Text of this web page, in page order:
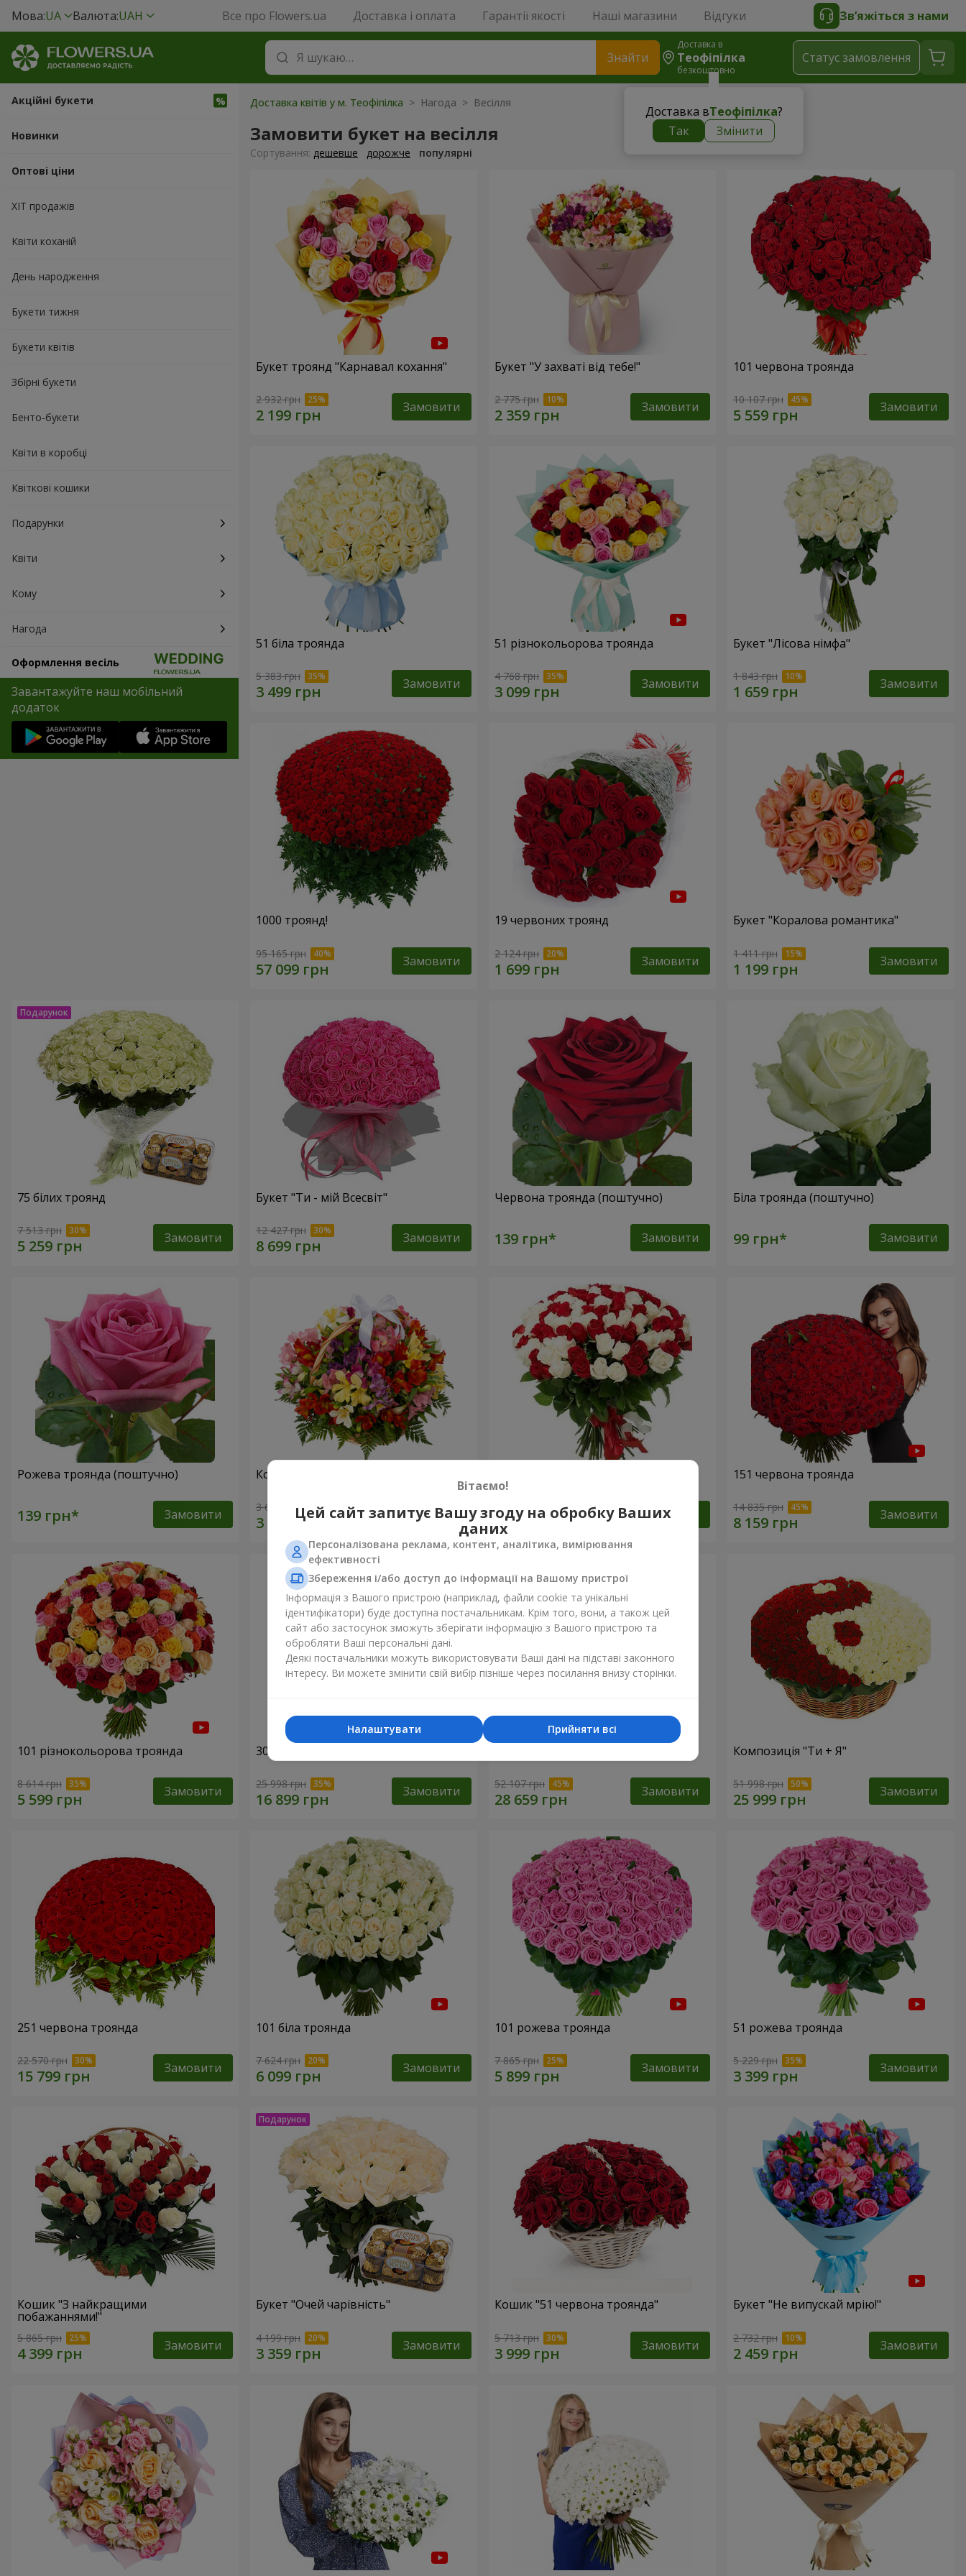
Мова:UA Валюта:UAH Все про Flowers.ua Доставка і оплата Гарантії якості Наші магазини Відгуки Зв’яжіться з нами
Знайти
Доставка в
Теофіпілка
безкоштовно
Доставка вТеофіпілка?
Так
Змінити
Статус замовлення
Акційні букети
Новинки
Оптові ціни
ХІТ продажів
Квіти коханій
День народження
Букети тижня
Букети квітів
Збірні букети
Бенто-букети
Квіти в коробці
Квіткові кошики
Подарунки
Квіти
Кому
Нагода
Оформлення весіль
Завантажуйте наш мобільний
додаток
Доставка квітів у м. Теофіпілка > Нагода > Весілля
Замовити букет на весілля
Сортування: дешевше дорожче популярні
Букет троянд "Карнавал кохання"
2 932 грн Замовити
Букет "У захваті від тебе!"
2 775 грн Замовити
101 червона троянда
10 107 грн Замовити
51 біла троянда
5 383 грн Замовити
51 різнокольорова троянда
4 768 грн Замовити
Букет "Лісова німфа"
1 843 грн Замовити
1000 троянд!
95 165 грн Замовити
19 червоних троянд
2 124 грн Замовити
Букет "Коралова романтика"
1 411 грн Замовити
75 білих троянд
7 513 грн Замовити
Букет "Ти - мій Всесвіт"
12 427 грн Замовити
Червона троянда (поштучно)
Замовити
Біла троянда (поштучно)
Замовити
Рожева троянда (поштучно)
Замовити
Кошик альстромерій "Акварель"
3 646 грн Замовити 6 443 грн Замовити
151 червона троянда
14 835 грн Замовити
101 різнокольорова троянда
8 614 грн Замовити
301 червона троянда
25 998 грн Замовити 52 107 грн Замовити
Композиція "Ти + Я"
51 998 грн Замовити
251 червона троянда
22 570 грн Замовити
101 біла троянда
7 624 грн Замовити
101 рожева троянда
7 865 грн Замовити
51 рожева троянда
5 229 грн Замовити
Кошик "З найкращими
побажаннями!"
5 865 грн Замовити
Букет "Очей чарівність"
4 199 грн Замовити
Кошик "51 червона троянда"
5 713 грн Замовити
Букет "Не випускай мрію!"
2 732 грн Замовити
Вітаємо!
Цей сайт запитує Вашу згоду на обробку Ваших
даних
Персоналізована реклама, контент, аналітика, вимірювання
ефективності
Збереження і/або доступ до інформації на Вашому пристрої
Інформація з Вашого пристрою (наприклад, файли cookie та унікальні
ідентифікатори) буде доступна постачальникам. Крім того, вони, а також цей
сайт або застосунок зможуть зберігати інформацію з Вашого пристрою та
обробляти Ваші персональні дані.
Деякі постачальники можуть використовувати Ваші дані на підставі законного
інтересу. Ви можете змінити свій вибір пізніше через посилання внизу сторінки.
Прийняти всі
Налаштувати